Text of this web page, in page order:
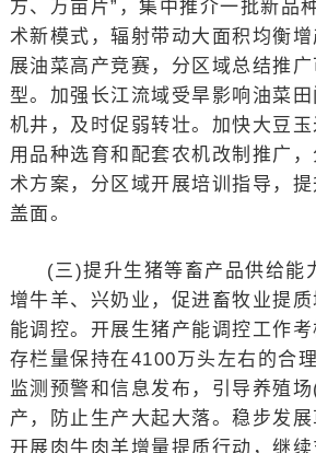
方、万亩片”，集中推介一批新品
术新模式，辐射带动大面积均衡
展油菜高产竞赛，分区域总结推
型。加强长江流域受旱影响油菜
机井，及时促弱转壮。加快大豆
用品种选育和配套农机改制推广
术方案，分区域开展培训指导，
盖面。
(三)提升生猪等畜产品供给能
增牛羊、兴奶业，促进畜牧业提
能调控。开展生猪产能调控工作
存栏量保持在4100万头左右的合
监测预警和信息发布，引导养殖
产，防止生产大起大落。稳步发
开展肉牛肉羊增量提质行动，继